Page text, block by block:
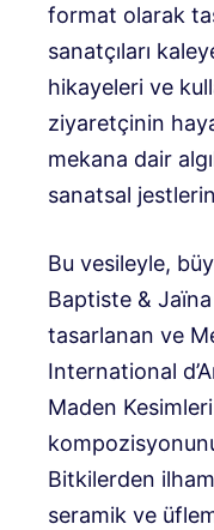
format olarak
sanatçıları
hikayeleri ve
ziyaretçinin
mekana dair
sanatsal
Bu vesileyle,
Baptiste &
tasarlanan ve
International
Maden
Bitkilerden
seramik ve